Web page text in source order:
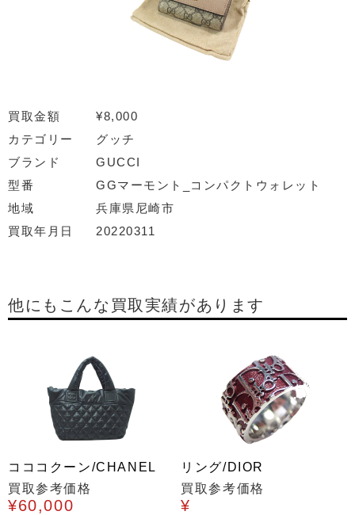
買取金額
¥8,000
カテゴリー
グッチ
ブランド
GUCCI
型番
GGマーモント_コンパクトウォレット
地域
兵庫県尼崎市
買取年月日
20220311
他にもこんな買取実績があります
コココクーン/CHANEL
買取参考価格
¥60,000
リング/DIOR
買取参考価格
¥